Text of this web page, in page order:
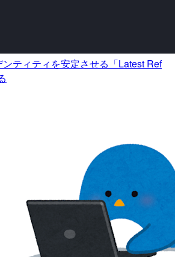
ティティを安定させる「Latest Ref